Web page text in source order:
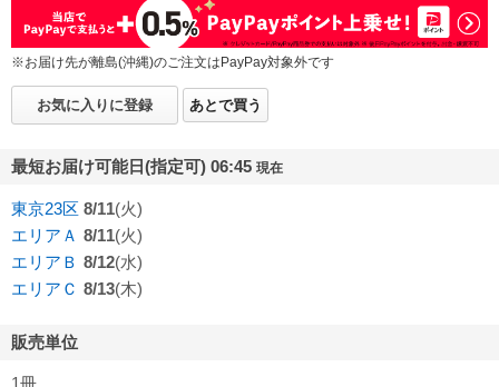
※お届け先が離島(沖縄)のご注文はPayPay対象外です
お気に入りに登録 あとで買う
最短お届け可能日(指定可) 06:45 現在
東京23区 8/11(火)
エリアＡ 8/11(火)
エリアＢ 8/12(水)
エリアＣ 8/13(木)
販売単位